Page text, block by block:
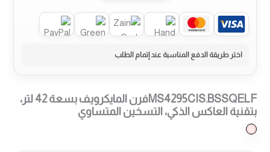
MS4295CIS.BSSQELFفرن المايكرويف بسعة 42 لتر،
بتقنية العاكس الذكي، التسخين المتساوي